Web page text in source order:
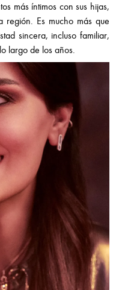
más íntimos con sus hijas,
región. Es mucho más que
sincera, incluso familiar,
largo de los años.